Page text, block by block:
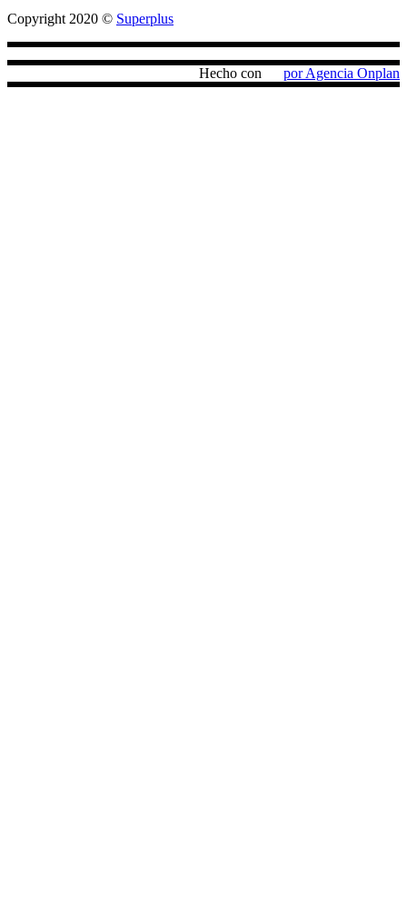
Copyright 2020 © Superplus
Hecho con por Agencia Onplan